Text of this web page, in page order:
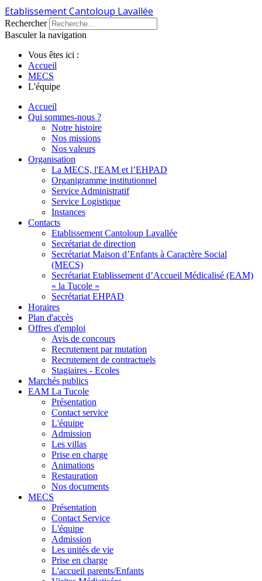
Etablissement Cantoloup Lavallée
Rechercher
Basculer la navigation
Vous êtes ici :
Accueil
MECS
L'équipe
Accueil
Qui sommes-nous ?
Notre histoire
Nos missions
Nos valeurs
Organisation
La MECS, l'EAM et l’EHPAD
Organigramme institutionnel
Service Administratif
Service Logistique
Instances
Contacts
Etablissement Cantoloup Lavallée
Secrétariat de direction
Secrétariat Maison d’Enfants à Caractère Social
(MECS)
Secrétariat Etablissement d’Accueil Médicalisé (EAM)
« la Tucole »
Secrétariat EHPAD
Horaires
Plan d'accès
Offres d'emploi
Avis de concours
Recrutement par mutation
Recrutement de contractuels
Stagiaires - Ecoles
Marchés publics
EAM La Tucole
Présentation
Contact service
L'équipe
Admission
Les villas
Prise en charge
Animations
Restauration
Nos documents
MECS
Présentation
Contact Service
L'équipe
Admission
Les unités de vie
Prise en charge
L'accueil parents/Enfants